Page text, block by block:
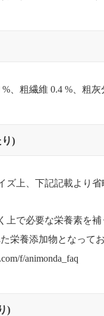
、粗繊維 0.4 %、粗灰
)
上、下記記載より省
上で必要な栄養素を
栄養添加物となって
f/animonda_faq
)